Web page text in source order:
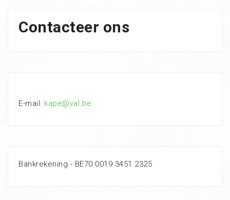
Contacteer ons
E-mail: kape@val.be
Bankrekening - BE70 0019 3451 2325